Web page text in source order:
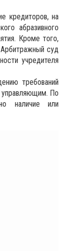
кредиторов, на
абразивного
Кроме того,
суд
учредителя
требований
управляющим. По
наличие или